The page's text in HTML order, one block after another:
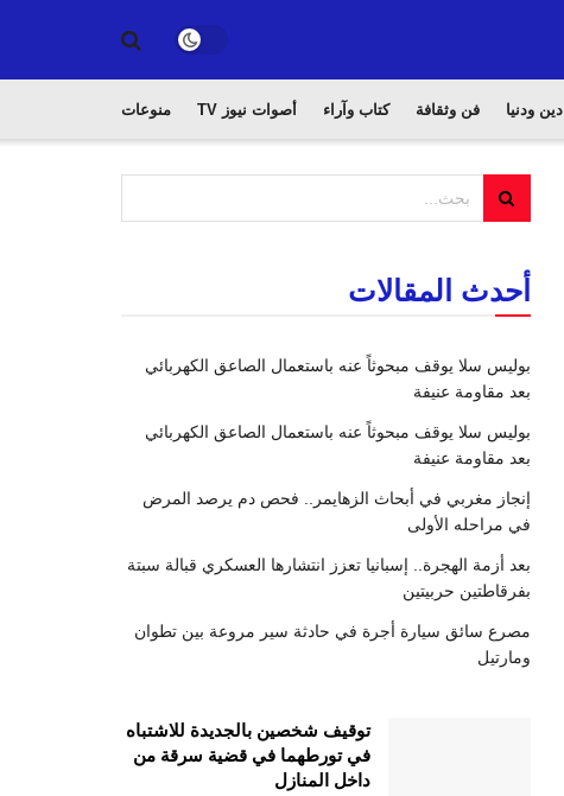
دين ودنيا فن وثقافة كتاب وآراء أصوات نيوز TV منوعات
أحدث المقالات
بوليس سلا يوقف مبحوثاً عنه باستعمال الصاعق الكهربائي
بعد مقاومة عنيفة
بوليس سلا يوقف مبحوثاً عنه باستعمال الصاعق الكهربائي
بعد مقاومة عنيفة
إنجاز مغربي في أبحاث الزهايمر.. فحص دم يرصد المرض
في مراحله الأولى
بعد أزمة الهجرة.. إسبانيا تعزز انتشارها العسكري قبالة سبتة
بفرقاطتين حربيتين
مصرع سائق سيارة أجرة في حادثة سير مروعة بين تطوان
ومارتيل
توقيف شخصين بالجديدة للاشتباه
في تورطهما في قضية سرقة من
داخل المنازل